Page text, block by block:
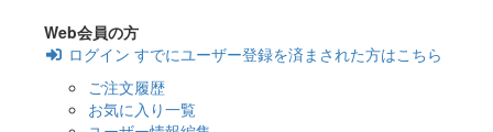
Web会員の方
ログイン すでにユーザー登録を済まされた方はこちら
ご注文履歴
お気に入り一覧